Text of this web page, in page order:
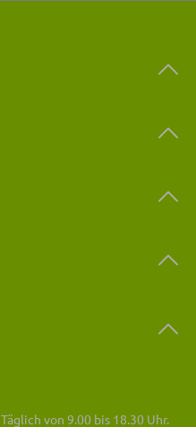
Täglich von 9.00 bis 18.30 Uhr.